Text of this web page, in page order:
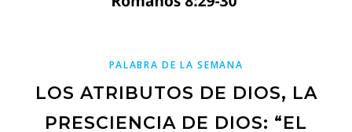
PALABRA DE LA SEMANA
LOS ATRIBUTOS DE DIOS, LA
PRESCIENCIA DE DIOS: “EL